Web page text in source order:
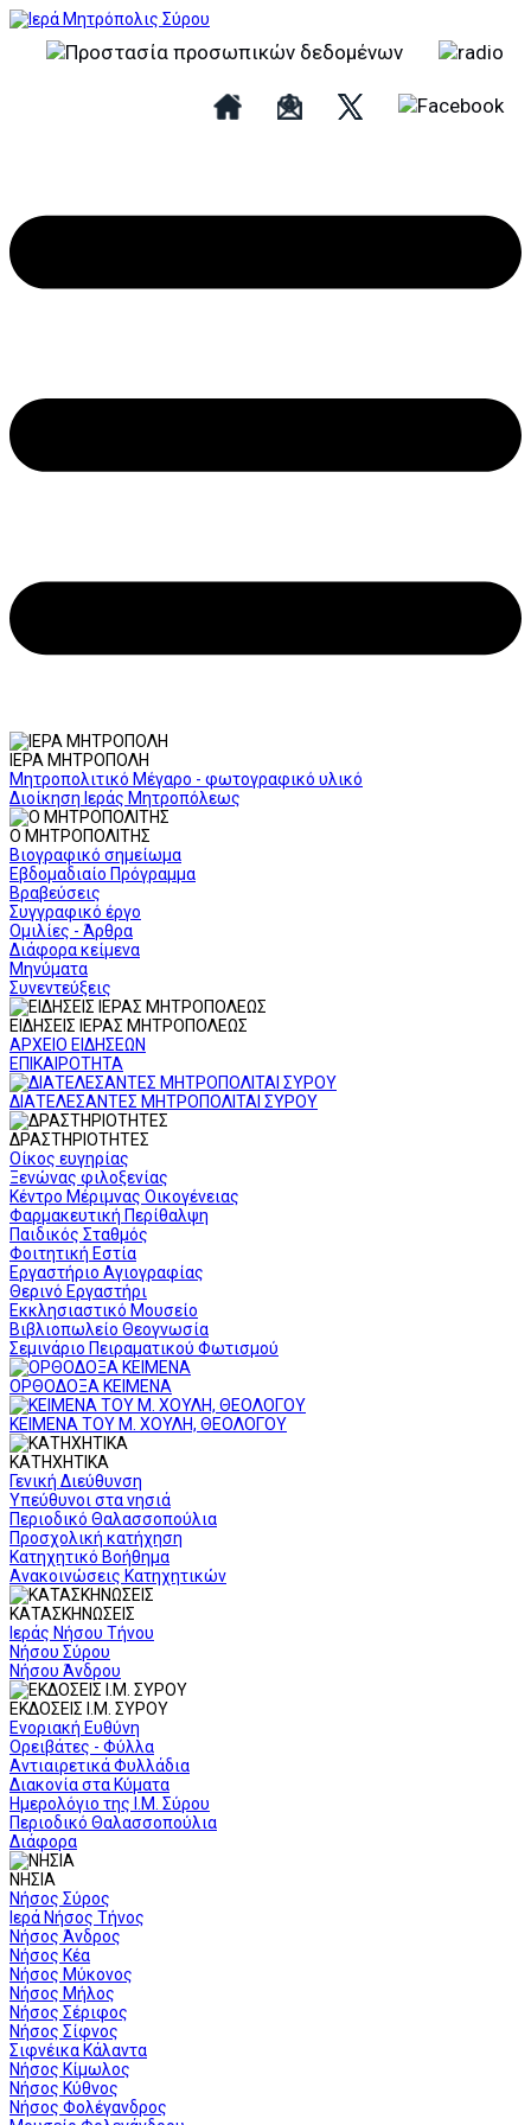
ΙΕΡΑ ΜΗΤΡΟΠΟΛΗ
Μητροπολιτικό Μέγαρο - φωτογραφικό υλικό
Διοίκηση Ιεράς Μητροπόλεως
Ο ΜΗΤΡΟΠΟΛΙΤΗΣ
Βιογραφικό σημείωμα
Εβδομαδιαίο Πρόγραμμα
Βραβεύσεις
Συγγραφικό έργο
Ομιλίες - Άρθρα
Διάφορα κείμενα
Μηνύματα
Συνεντεύξεις
ΕΙΔΗΣΕΙΣ ΙΕΡΑΣ ΜΗΤΡΟΠΟΛΕΩΣ
ΑΡΧΕΙΟ ΕΙΔΗΣΕΩΝ
ΕΠΙΚΑΙΡΟΤΗΤΑ
ΔΙΑΤΕΛΕΣΑΝΤΕΣ ΜΗΤΡΟΠΟΛΙΤΑΙ ΣΥΡΟΥ
ΔΡΑΣΤΗΡΙΟΤΗΤΕΣ
Οίκος ευγηρίας
Ξενώνας φιλοξενίας
Κέντρο Μέριμνας Οικογένειας
Φαρμακευτική Περίθαλψη
Παιδικός Σταθμός
Φοιτητική Εστία
Εργαστήριο Αγιογραφίας
Θερινό Εργαστήρι
Εκκλησιαστικό Μουσείο
Βιβλιοπωλείο Θεογνωσία
Σεμινάριο Πειραματικού Φωτισμού
ΟΡΘΟΔΟΞΑ ΚΕΙΜΕΝΑ
ΚΕΙΜΕΝΑ ΤΟΥ Μ. ΧΟΥΛΗ, ΘΕΟΛΟΓΟΥ
ΚΑΤΗΧΗΤΙΚΑ
Γενική Διεύθυνση
Υπεύθυνοι στα νησιά
Περιοδικό Θαλασσοπούλια
Προσχολική κατήχηση
Κατηχητικό Βοήθημα
Ανακοινώσεις Κατηχητικών
ΚΑΤΑΣΚΗΝΩΣΕΙΣ
Ιεράς Νήσου Τήνου
Νήσου Σύρου
Νήσου Άνδρου
ΕΚΔΟΣΕΙΣ Ι.Μ. ΣΥΡΟΥ
Ενοριακή Ευθύνη
Ορειβάτες - Φύλλα
Αντιαιρετικά Φυλλάδια
Διακονία στα Κύματα
Ημερολόγιο της Ι.Μ. Σύρου
Περιοδικό Θαλασσοπούλια
Διάφορα
ΝΗΣΙΑ
Νήσος Σύρος
Ιερά Νήσος Τήνος
Νήσος Άνδρος
Νήσος Κέα
Νήσος Μύκονος
Νήσος Μήλος
Νήσος Σέριφος
Νήσος Σίφνος
Σιφνέικα Κάλαντα
Νήσος Κίμωλος
Νήσος Κύθνος
Νήσος Φολέγανδρος